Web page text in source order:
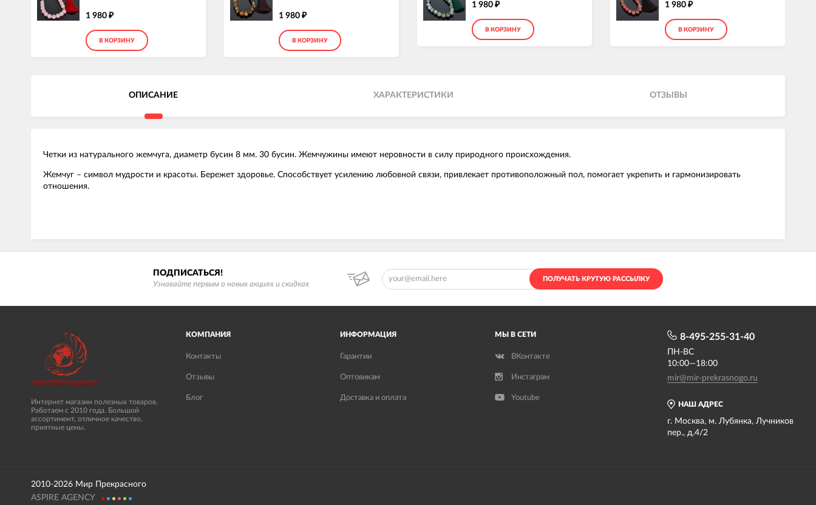
1 980 ₽
В КОРЗИНУ
1 980 ₽
В КОРЗИНУ
1 980 ₽
В КОРЗИНУ
1 980 ₽
В КОРЗИНУ
ОПИСАНИЕ ХАРАКТЕРИСТИКИ ОТЗЫВЫ
Четки из натурального жемчуга, диаметр бусин 8 мм. 30 бусин. Жемчужины имеют неровности в силу природного происхождения.
Жемчуг – символ мудрости и красоты. Бережет здоровье. Способствует усилению любовной связи, привлекает противоположный пол, помогает укрепить и гармонизировать
отношения.
ПОДПИСАТЬСЯ!
Узнавайте первым о новых акциях и скидках
ПОЛУЧАТЬ КРУТУЮ РАССЫЛКУ
Интернет магазин полезных товаров.
Работаем с 2010 года. Большой
ассортимент, отличное качество,
приятные цены.
КОМПАНИЯ
Контакты
Отзывы
Блог
ИНФОРМАЦИЯ
Гарантии
Оптовикам
Доставка и оплата
МЫ В СЕТИ
ВКонтакте
Инстаграм
Youtube
НАШ АДРЕС
г. Москва, м. Лубянка, Лучников
пер., д.4/2
8-495-255-31-40
ПН-ВС
10:00—18:00
mir@mir-prekrasnogo.ru
2010-2026 Мир Прекрасного
ASPIRE AGENCY